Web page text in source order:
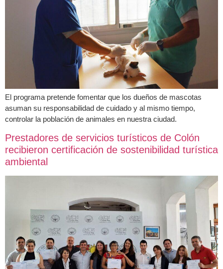
El programa pretende fomentar que los dueños de mascotas
asuman su responsabilidad de cuidado y al mismo tiempo,
controlar la población de animales en nuestra ciudad.
Prestadores de servicios turísticos de Colón
recibieron certificación de sostenibilidad turística
ambiental